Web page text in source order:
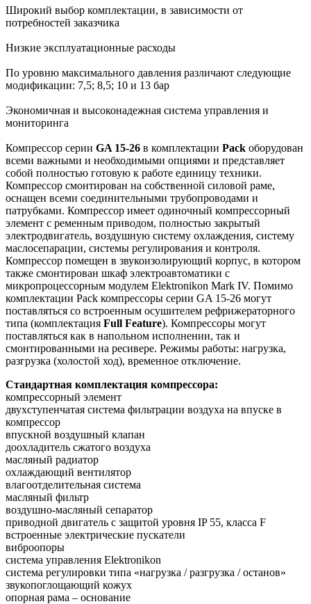
Широкий выбор комплектации, в зависимости от
потребностей заказчика
Низкие эксплуатационные расходы
По уровню максимального давления различают следующие
модификации: 7,5; 8,5; 10 и 13 бар
Экономичная и высоконадежная система управления и
мониторинга
Компрессор серии GA 15-26 в комплектации Pack оборудован
всеми важными и необходимыми опциями и представляет
собой полностью готовую к работе единицу техники.
Компрессор смонтирован на собственной силовой раме,
оснащен всеми соединительными трубопроводами и
патрубками. Компрессор имеет одиночный компрессорный
элемент с ременным приводом, полностью закрытый
электродвигатель, воздушную систему охлаждения, систему
маслосепарации, системы регулирования и контроля.
Компрессор помещен в звукоизолирующий корпус, в котором
также смонтирован шкаф электроавтоматики с
микропроцессорным модулем Elektronikon Mark IV. Помимо
комплектации Pack компрессоры серии GA 15-26 могут
поставляться со встроенным осушителем рефрижераторного
типа (комплектация Full Feature). Компрессоры могут
поставляться как в напольном исполнении, так и
смонтированными на ресивере. Режимы работы: нагрузка,
разгрузка (холостой ход), временное отключение.
Стандартная комплектация компрессора:
компрессорный элемент
двухступенчатая система фильтрации воздуха на впуске в
компрессор
впускной воздушный клапан
доохладитель сжатого воздуха
масляный радиатор
охлаждающий вентилятор
влагоотделительная система
масляный фильтр
воздушно-масляный сепаратор
приводной двигатель с защитой уровня IP 55, класса F
встроенные электрические пускатели
виброопоры
система управления Elektronikon
система регулировки типа «нагрузка / разгрузка / останов»
звукопоглощающий кожух
опорная рама – основание